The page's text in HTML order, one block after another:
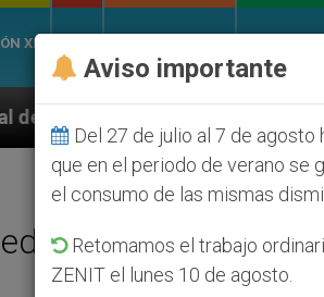
XIV
ONU se pronuncia ante
‘cardenal Marc
Aviso importante
Del 27 de julio al 7 de agosto
que en el periodo de verano se
el consumo de las mismas
Retomamos el trabajo
ZENIT el lunes 10 de agosto.